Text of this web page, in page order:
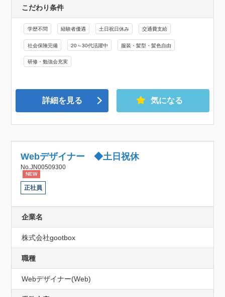
こだわり条件
学歴不問 経験者優遇 土日祝日休み 交通費支給
社会保険完備 20～30代活躍中 服装・髪型・髪色自由
研修・勉強会充実
詳細を見る 気になる
Webデザイナー ◆土日祝休
No.JN00509300
NEW
正社員
企業名
株式会社gootbox
職種
Webデザイナー(Web)